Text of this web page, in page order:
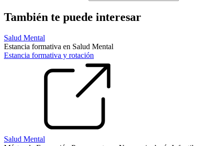
También te puede interesar
Salud Mental
Estancia formativa en Salud Mental
Estancia formativa y rotación
Salud Mental